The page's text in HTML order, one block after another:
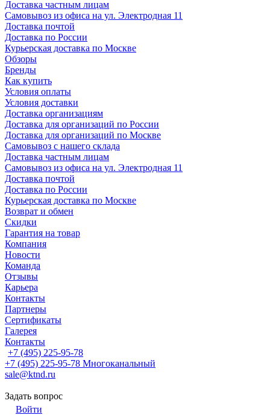
Доставка частным лицам
Самовывоз из офиса на ул. Электродная 11
Доставка почтой
Доставка по России
Курьерская доставка по Москве
Обзоры
Бренды
Как купить
Условия оплаты
Условия доставки
Доставка организациям
Доставка для организаций по России
Доставка для организаций по Москве
Самовывоз с нашего склада
Доставка частным лицам
Самовывоз из офиса на ул. Электродная 11
Доставка почтой
Доставка по России
Курьерская доставка по Москве
Возврат и обмен
Скидки
Гарантия на товар
Компания
Новости
Команда
Отзывы
Карьера
Контакты
Партнеры
Сертификаты
Галерея
Контакты
+7 (495) 225-95-78
+7 (495) 225-95-78 Многоканальный
sale@ktnd.ru
Задать вопрос
Войти